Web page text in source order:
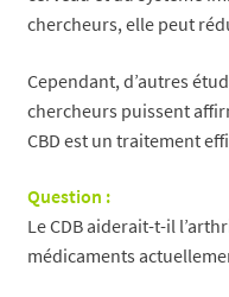
chercheurs, elle peut
Cependant, d’autres
chercheurs puissent
CBD est un traitement
Question :
Le CDB aiderait-t-il
médicaments